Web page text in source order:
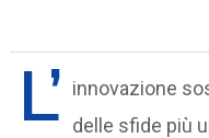
L’ innovazione
delle sfide più